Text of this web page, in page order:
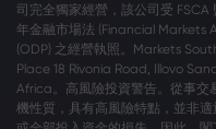
司完全獨家經營，該公司受
年金融市場法 (Financial Markets
(ODP) 之經營執照。Markets
Place 18 Rivonia Road, Illovo
Africa。高風險投資警告。從事交
機性質，具有高風險特點，並非